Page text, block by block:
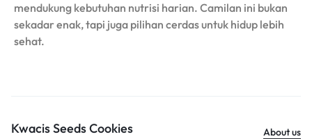
mendukung kebutuhan nutrisi harian. Camilan ini bukan
sekadar enak, tapi juga pilihan cerdas untuk hidup lebih
sehat.
Kwacis Seeds Cookies
About us